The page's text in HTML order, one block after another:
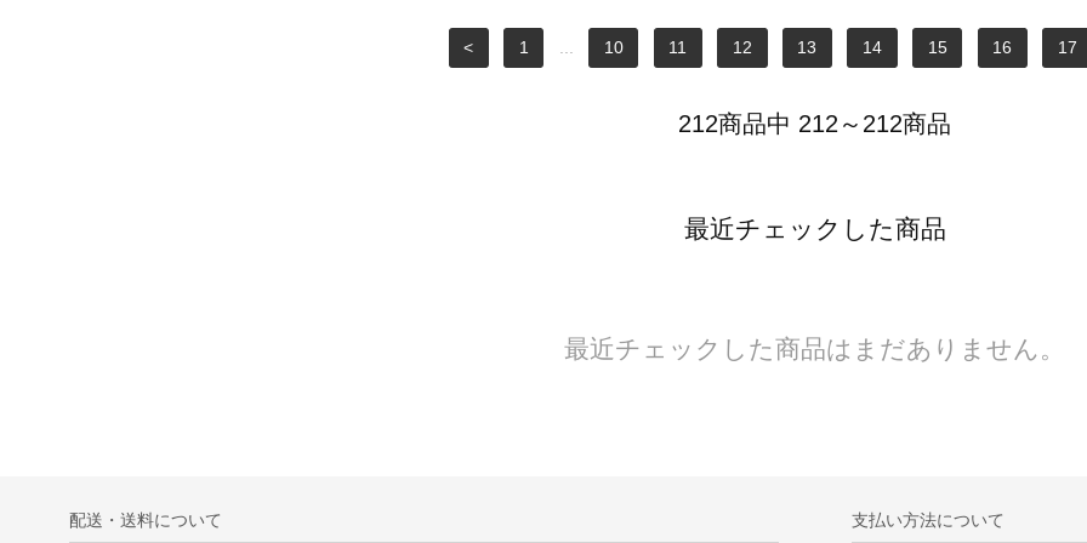
< 1 ... 10 11 12 13 14 15 16 17
212商品中 212～212商品
最近チェックした商品
最近チェックした商品はまだありません。
配送・送料について 支払い方法について